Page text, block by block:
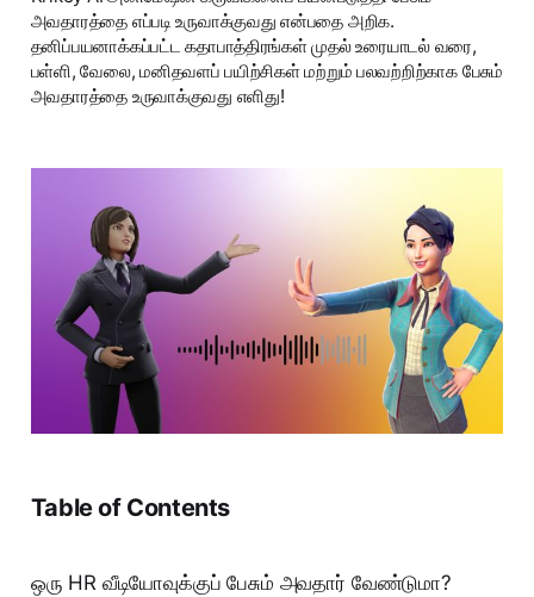
அவதாரத்தை எப்படி உருவாக்குவது என்பதை அறிக.
தனிப்பயனாக்கப்பட்ட கதாபாத்திரங்கள் முதல் உரையாடல் வரை,
பள்ளி, வேலை, மனிதவளப் பயிற்சிகள் மற்றும் பலவற்றிற்காக பேசும்
அவதாரத்தை உருவாக்குவது எளிது!
Table of Contents
ஒரு HR வீடியோவுக்குப் பேசும் அவதார் வேண்டுமா?